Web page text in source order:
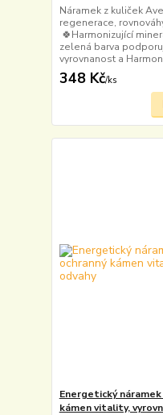
Náramek z kuliček
regenerace,
🍀Harmonizující
zelená barva
vyrovnanost a
348 Kč/ks
Energetický
kámen vitality,